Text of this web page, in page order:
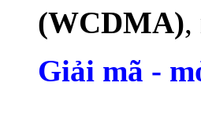
(WCDMA),
Giải mã -